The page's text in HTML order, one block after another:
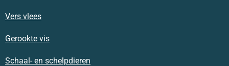
Vers vlees
Gerookte vis
Schaal- en schelpdieren